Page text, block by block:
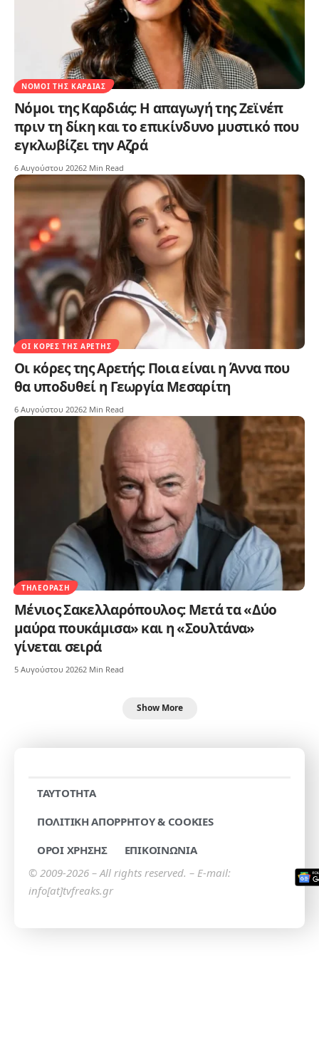
ΝΌΜΟΙ ΤΗΣ ΚΑΡΔΙΆΣ
Νόμοι της Καρδιάς: Η απαγωγή της Ζεϊνέπ
πριν τη δίκη και το επικίνδυνο μυστικό που
εγκλωβίζει την Αζρά
6 Αυγούστου 20262 Min Read
ΟΙ ΚΌΡΕΣ ΤΗΣ ΑΡΕΤΉΣ
Οι κόρες της Αρετής: Ποια είναι η Άννα που
θα υποδυθεί η Γεωργία Μεσαρίτη
6 Αυγούστου 20262 Min Read
ΤΗΛΕΌΡΑΣΗ
Μένιος Σακελλαρόπουλος: Μετά τα «Δύο
μαύρα πουκάμισα» και η «Σουλτάνα»
γίνεται σειρά
5 Αυγούστου 20262 Min Read
Show More
TAYTOTHTA
ΠΟΛΙΤΙΚΗ ΑΠΟΡΡΗΤΟΥ & COOKIES
ΟΡΟΙ ΧΡΗΣΗΣ
ΕΠΙΚΟΙΝΩΝΙΑ
© 2009-2026 – All rights reserved. – E-mail:
info[at]tvfreaks.gr